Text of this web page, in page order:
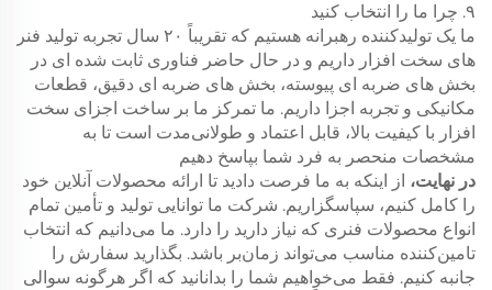
۹. چرا ما را انتخاب کنید
ما یک تولیدکننده رهبرانه هستیم که تقریباً ۲۰ سال تجربه تولید فنر
های سخت افزار داریم و در حال حاضر فناوری ثابت شده ای در
بخش های ضربه ای پیوسته، بخش های ضربه ای دقیق، قطعات
مکانیکی و تجربه اجزا داریم. ما تمرکز ما بر ساخت اجزای سخت
افزار با کیفیت بالا، قابل اعتماد و طولانی‌مدت است تا به
مشخصات منحصر به فرد شما بپاسخ دهیم
در نهایت، از اینکه به ما فرصت دادید تا ارائه محصولات آنلاین خود
را کامل کنیم، سپاسگزاریم. شرکت ما توانایی تولید و تأمین تمام
انواع محصولات فنری که نیاز دارید را دارد. ما می‌دانیم که انتخاب
تامین‌کننده مناسب می‌تواند زمان‌بر باشد. بگذارید سفارش را
جانبه کنیم. فقط می‌خواهیم شما را بدانانید که اگر هرگونه سوالی